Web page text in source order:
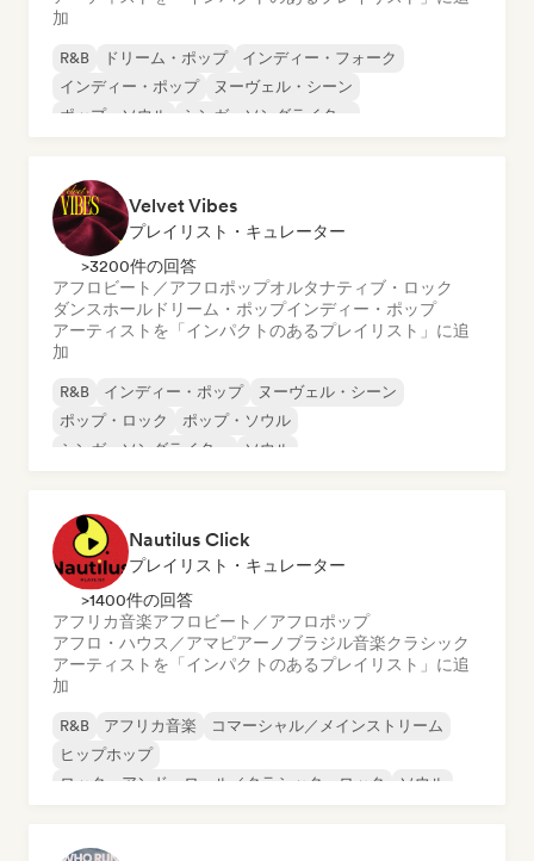
加
R&B ドリーム・ポップ
インディー・フォーク
インディー・ポップ
ヌーヴェル・シーン
ポップ・ソウル
シンガーソングライター
Velvet Vibes
プレイリスト・キュレーター
>3200件の回答
アフロビート／アフロポップオルタナティブ・ロック
ダンスホール ドリーム・ポップインディー・ポップ
アーティストを「インパクトのあるプレイリスト」に追
加
R&B インディー・ポップ
ヌーヴェル・シーン
ポップ・ロック
ポップ・ソウル
シンガーソングライター
ソウル
Nautilus Click
プレイリスト・キュレーター
>1400件の回答
アフリカ音楽アフロビート／アフロポップ
アフロ・ハウス／アマピアーノ ブラジル音楽クラシック
アーティストを「インパクトのあるプレイリスト」に追
加
R&B アフリカ音楽
コマーシャル／メインストリーム
ヒップホップ
ロック・アンド・ロール／クラシック・ロック
ソウル